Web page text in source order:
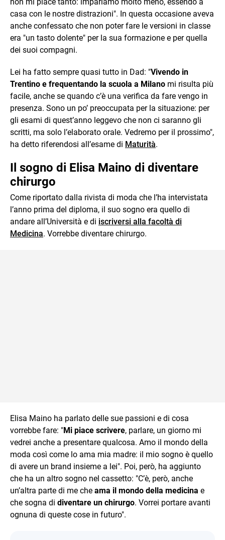
casa con le nostre distrazioni". In questa occasione aveva
anche confessato che non poter fare le versioni in classe
era "un tasto dolente" per la sua formazione e per quella
dei suoi compagni.
Lei ha fatto sempre quasi tutto in Dad: "Vivendo in
Trentino e frequentando la scuola a Milano mi risulta più
facile, anche se quando c’è una verifica da fare vengo in
presenza. Sono un po’ preoccupata per la situazione: per
gli esami di quest’anno leggevo che non ci saranno gli
scritti, ma solo l’elaborato orale. Vedremo per il prossimo",
ha detto riferendosi all’esame di Maturità.
Il sogno di Elisa Maino di diventare
chirurgo
Come riportato dalla rivista di moda che l’ha intervistata
l’anno prima del diploma, il suo sogno era quello di
andare all’Università e di iscriversi alla facoltà di
Medicina. Vorrebbe diventare chirurgo.
Elisa Maino ha parlato delle sue passioni e di cosa
vorrebbe fare: "Mi piace scrivere, parlare, un giorno mi
vedrei anche a presentare qualcosa. Amo il mondo della
moda così come lo ama mia madre: il mio sogno è quello
di avere un brand insieme a lei". Poi, però, ha aggiunto
che ha un altro sogno nel cassetto: "C’è, però, anche
un’altra parte di me che ama il mondo della medicina e
che sogna di diventare un chirurgo. Vorrei portare avanti
ognuna di queste cose in futuro".